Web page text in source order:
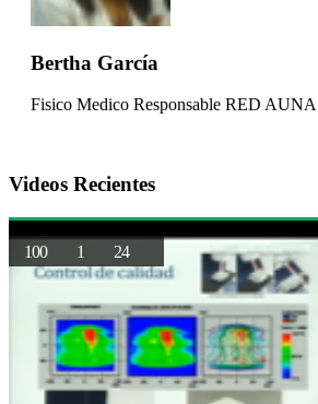
Bertha García
Fisico Medico Responsable RED AUNA
Videos Recientes
100 1 24